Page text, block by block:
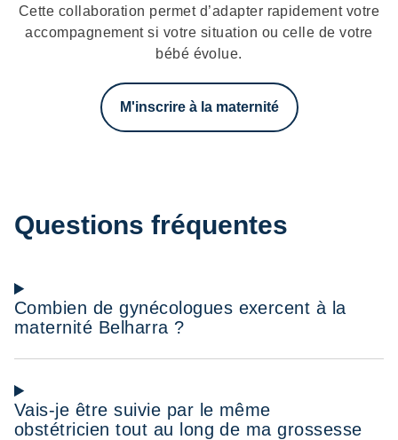
Cette collaboration permet d’adapter rapidement votre
accompagnement si votre situation ou celle de votre
bébé évolue.
M'inscrire à la maternité
Questions fréquentes
Combien de gynécologues exercent à la
maternité Belharra ?
Vais-je être suivie par le même
obstétricien tout au long de ma grossesse